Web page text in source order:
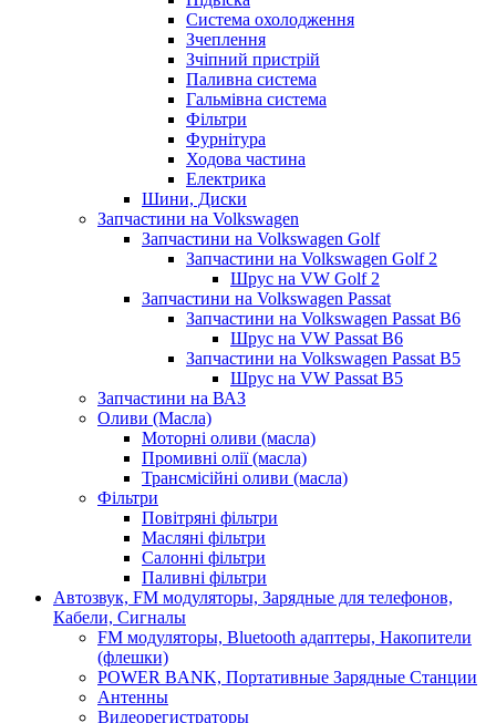
Система охолодження
Зчеплення
Зчіпний пристрій
Паливна система
Гальмівна система
Фільтри
Фурнітура
Ходова частина
Електрика
Шини, Диски
Запчастини на Volkswagen
Запчастини на Volkswagen Golf
Запчастини на Volkswagen Golf 2
Шрус на VW Golf 2
Запчастини на Volkswagen Passat
Запчастини на Volkswagen Passat B6
Шрус на VW Passat B6
Запчастини на Volkswagen Passat B5
Шрус на VW Passat B5
Запчастини на ВАЗ
Оливи (Масла)
Моторні оливи (масла)
Промивні олії (масла)
Трансмісійні оливи (масла)
Фільтри
Повітряні фільтри
Масляні фільтри
Салонні фільтри
Паливні фільтри
Автозвук, FM модуляторы, Зарядные для телефонов,
Кабели, Сигналы
FM модуляторы, Bluetooth адаптеры, Накопители
(флешки)
POWER BANK, Портативные Зарядные Станции
Антенны
Видеорегистраторы